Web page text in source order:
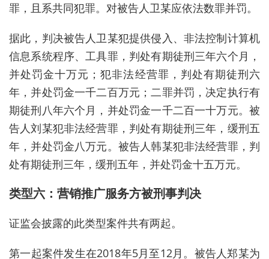
罪，且系共同犯罪。对被告人卫某应依法数罪并罚。
据此，判决被告人卫某犯提供侵入、非法控制计算机
信息系统程序、工具罪，判处有期徒刑三年六个月，
并处罚金十万元；犯非法经营罪，判处有期徒刑六
年，并处罚金一千二百万元；二罪并罚，决定执行有
期徒刑八年六个月，并处罚金一千二百一十万元。被
告人刘某犯非法经营罪，判处有期徒刑三年，缓刑五
年，并处罚金八万元。被告人韩某犯非法经营罪，判
处有期徒刑三年，缓刑五年，并处罚金十五万元。
类型六：营销推广服务方被刑事判决
证监会披露的此类型案件共有两起。
第一起案件发生在2018年5月至12月。被告人郑某为